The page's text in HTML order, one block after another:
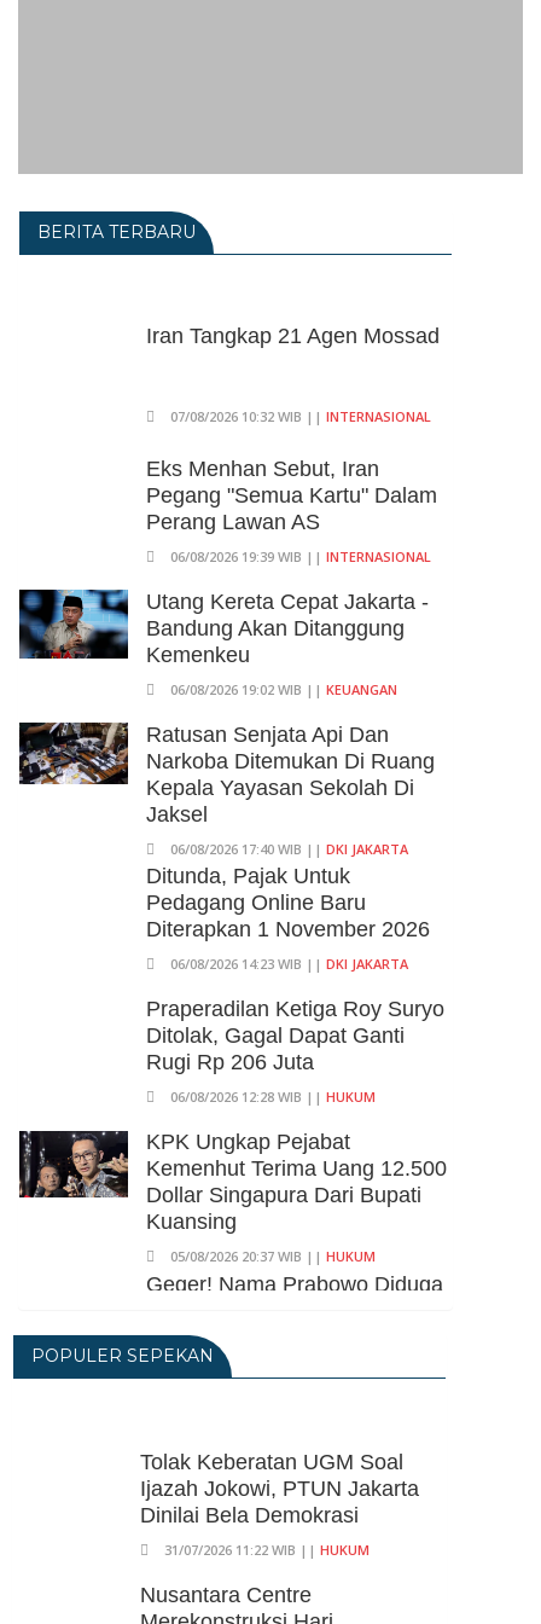
BERITA TERBARU
Iran Tangkap 21 Agen Mossad
07/08/2026 10:32 WIB || INTERNASIONAL
Eks Menhan Sebut, Iran
Pegang "Semua Kartu" Dalam
Perang Lawan AS
06/08/2026 19:39 WIB || INTERNASIONAL
Utang Kereta Cepat Jakarta -
Bandung Akan Ditanggung
Kemenkeu
06/08/2026 19:02 WIB || KEUANGAN
Ratusan Senjata Api Dan
Narkoba Ditemukan Di Ruang
Kepala Yayasan Sekolah Di
Jaksel
06/08/2026 17:40 WIB || DKI JAKARTA
Ditunda, Pajak Untuk
Pedagang Online Baru
Diterapkan 1 November 2026
06/08/2026 14:23 WIB || DKI JAKARTA
Praperadilan Ketiga Roy Suryo
Ditolak, Gagal Dapat Ganti
Rugi Rp 206 Juta
06/08/2026 12:28 WIB || HUKUM
KPK Ungkap Pejabat
Kemenhut Terima Uang 12.500
Dollar Singapura Dari Bupati
Kuansing
05/08/2026 20:37 WIB || HUKUM
Geger! Nama Prabowo Diduga
Untuk Dapat Nobel
Perdamaian
Ganti Nama Jadi
Transbandara, Tarif Dipatok
Rp15.000
Pengangguran Di Indonesia
POPULER SEPEKAN
Tolak Keberatan UGM Soal
Ijazah Jokowi, PTUN Jakarta
Dinilai Bela Demokrasi
31/07/2026 11:22 WIB || HUKUM
Nusantara Centre